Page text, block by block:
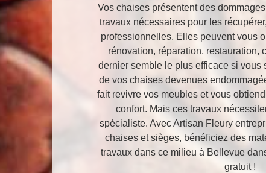
travaux
les
pas les
vos
pas
de vos
état et qui
Vos chaises présentent des
travaux nécessaires pour les
professionnelles. Elles peuvent vous
rénovation, réparation, restauration,
dernier semble le plus efficace si vous
de vos chaises devenues
fait revivre vos meubles et vous
confort. Mais ces travaux
spécialiste. Avec Artisan Fleury
chaises et sièges, bénéficiez des
travaux dans ce milieu à Bellevue
gratuit !